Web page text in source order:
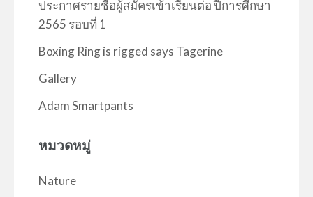
ประกาศรายชื่อผู้สมัครเข้าเรียนต่อ ปีการศึกษา
2565 รอบที่ 1
Boxing Ring is rigged says Tagerine
Gallery
Adam Smartpants
หมวดหมู่
Nature